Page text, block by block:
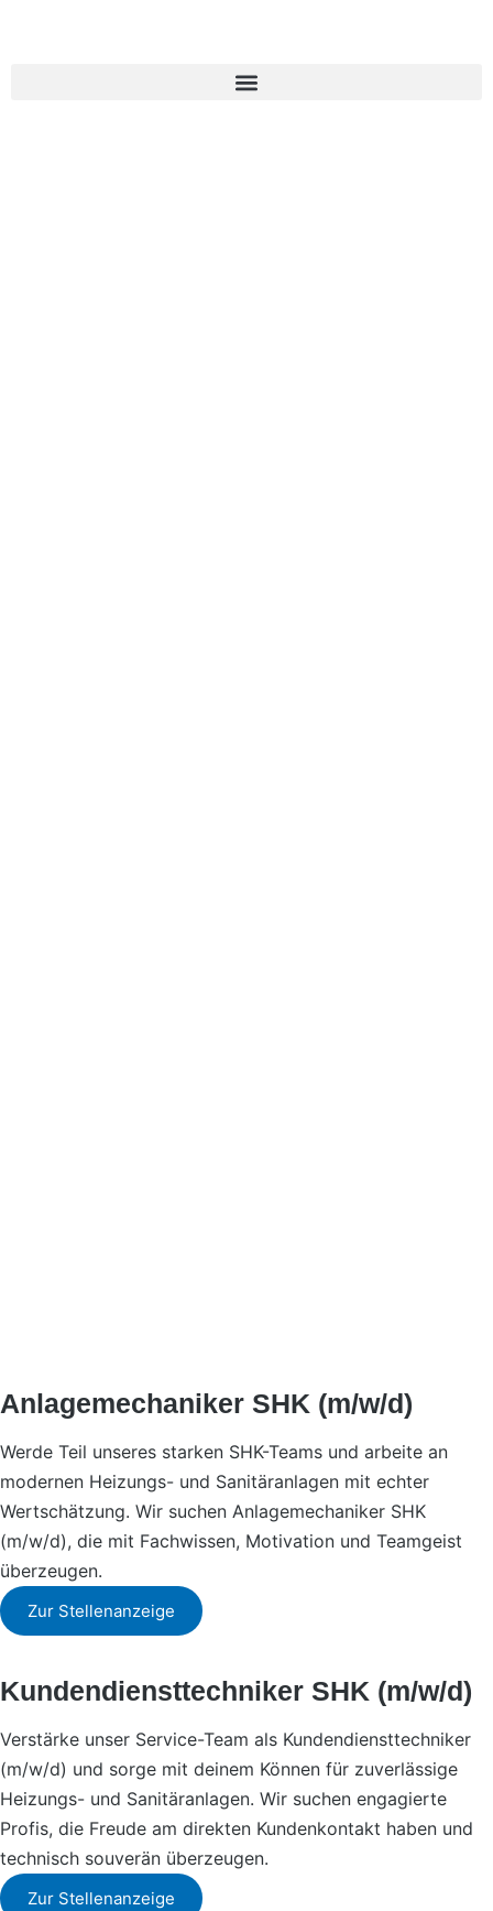
Anlagemechaniker SHK (m/w/d)
Werde Teil unseres starken SHK-Teams und arbeite an
modernen Heizungs- und Sanitäranlagen mit echter
Wertschätzung. Wir suchen Anlagemechaniker SHK
(m/w/d), die mit Fachwissen, Motivation und Teamgeist
überzeugen.
Zur Stellenanzeige
Kundendiensttechniker SHK (m/w/d)
Verstärke unser Service-Team als Kundendiensttechniker
(m/w/d) und sorge mit deinem Können für zuverlässige
Heizungs- und Sanitäranlagen. Wir suchen engagierte
Profis, die Freude am direkten Kundenkontakt haben und
technisch souverän überzeugen.
Zur Stellenanzeige